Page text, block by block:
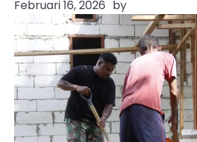
Februari 16, 2026 by